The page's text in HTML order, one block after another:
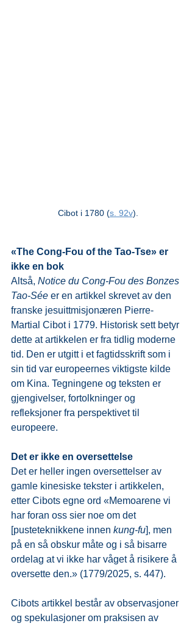
Cibot i 1780 (s. 92v).
«The Cong-Fou of the Tao-Tse» er
ikke en bok
Altså, Notice du Cong-Fou des Bonzes
Tao-Sée er en artikkel skrevet av den
franske jesuittmisjonæren Pierre-
Martial Cibot i 1779. Historisk sett betyr
dette at artikkelen er fra tidlig moderne
tid. Den er utgitt i et fagtidsskrift som i
sin tid var europeernes viktigste kilde
om Kina. Tegningene og teksten er
gjengivelser, fortolkninger og
refleksjoner fra perspektivet til
europeere.
Det er ikke en oversettelse
Det er heller ingen oversettelser av
gamle kinesiske tekster i artikkelen,
etter Cibots egne ord «Memoarene vi
har foran oss sier noe om det
[pusteteknikkene innen kung-fu], men
på en så obskur måte og i så bisarre
ordelag at vi ikke har våget å risikere å
oversette den.» (1779/2025, s. 447).
Cibots artikkel består av observasjoner
og spekulasjoner om praksisen av